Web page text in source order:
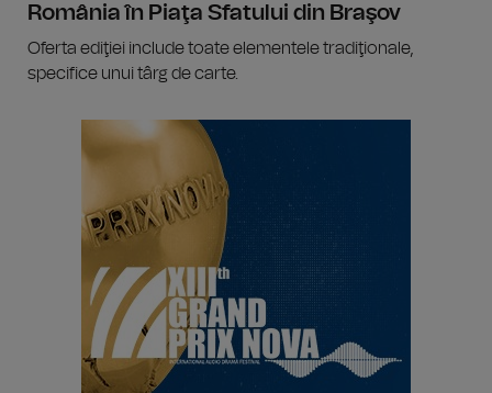
România în Piaţa Sfatului din Braşov
Oferta ediţiei include toate elementele tradiţionale,
specifice unui târg de carte.